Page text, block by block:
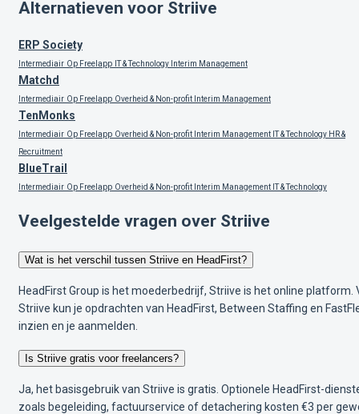
Alternatieven voor Striive
ERP Society
Intermediair Op Freelapp IT & Technology Interim Management
Matchd
Intermediair Op Freelapp Overheid & Non-profit Interim Management
TenMonks
Intermediair Op Freelapp Overheid & Non-profit Interim Management IT & Technology HR &
Recruitment
BlueTrail
Intermediair Op Freelapp Overheid & Non-profit Interim Management IT & Technology
Veelgestelde vragen over Striive
Wat is het verschil tussen Striive en HeadFirst?
HeadFirst Group is het moederbedrijf, Striive is het online platform.
Striive kun je opdrachten van HeadFirst, Between Staffing en
inzien en je aanmelden.
Is Striive gratis voor freelancers?
Ja, het basisgebruik van Striive is gratis. Optionele HeadFirst-
zoals begeleiding, factuurservice of detachering kosten €3 per